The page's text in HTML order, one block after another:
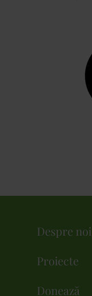
Despre noi
Proiecte
Donează